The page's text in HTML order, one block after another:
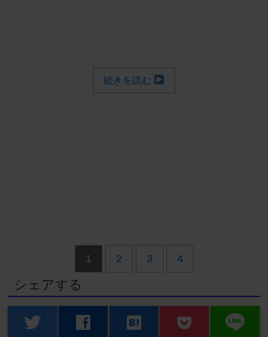
続きを読む
1 2 3 4
シェアする
twitter facebook hatenabookmark line